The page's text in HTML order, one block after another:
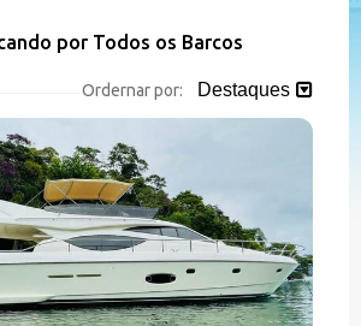
por Todos os Barcos
Ordernar por: Destaques